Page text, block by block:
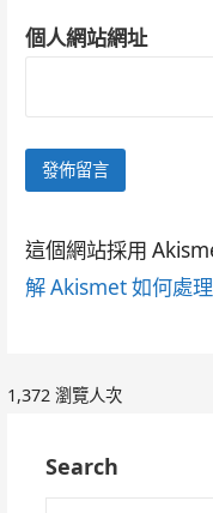
個人網站網址
這個網站採用
解 Akismet 如何處
1,372 瀏覽人次
Search